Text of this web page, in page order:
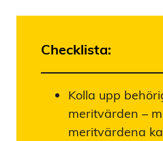
Checklista:
Kolla upp
meritvärden –
meritvärdena